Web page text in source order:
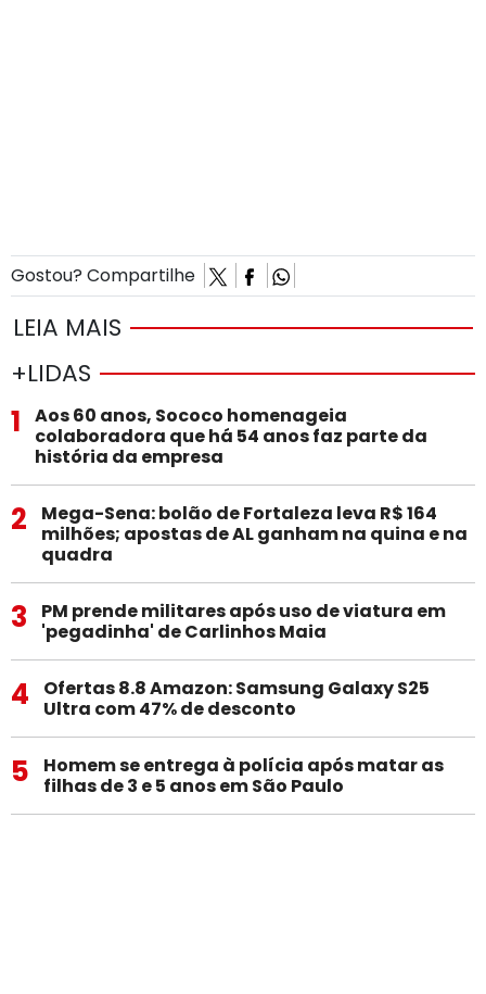
Gostou? Compartilhe
LEIA MAIS
+LIDAS
1
Aos 60 anos, Sococo homenageia
colaboradora que há 54 anos faz parte da
história da empresa
2
Mega-Sena: bolão de Fortaleza leva R$ 164
milhões; apostas de AL ganham na quina e na
quadra
3
PM prende militares após uso de viatura em
'pegadinha' de Carlinhos Maia
4
Ofertas 8.8 Amazon: Samsung Galaxy S25
Ultra com 47% de desconto
5
Homem se entrega à polícia após matar as
filhas de 3 e 5 anos em São Paulo